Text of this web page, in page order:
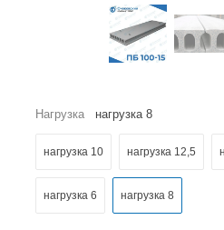
Нагрузка нагрузка 8
нагрузка 10 нагрузка 12,5
нагрузка 6 нагрузка 8